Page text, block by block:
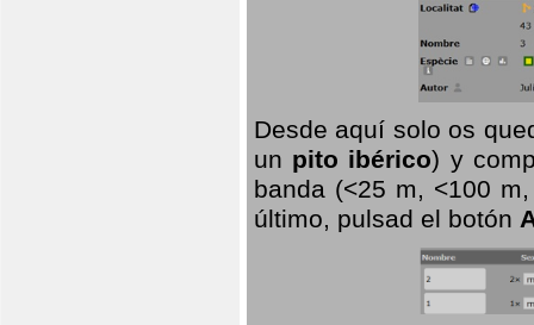
Desde aquí solo os
un pito ibérico) y
banda (<25 m, <100
último, pulsad el botón